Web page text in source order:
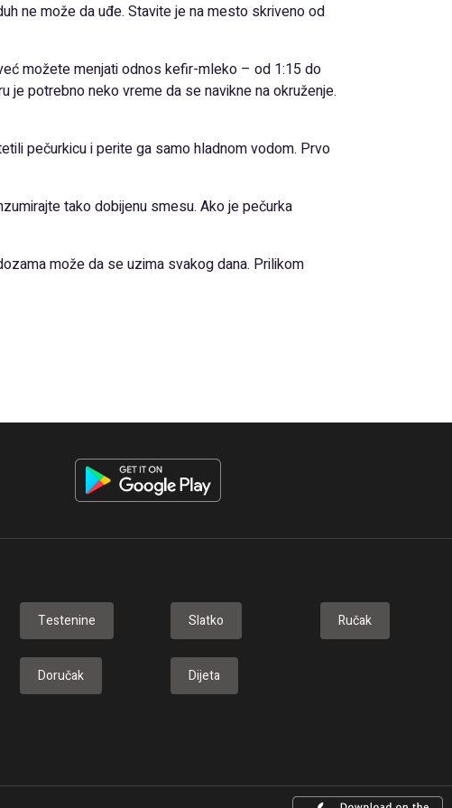
ne može da uđe. Stavite je na mesto skriveno od
možete menjati odnos kefir-mleko – od 1:15 do
je potrebno neko vreme da se navikne na okruženje.
pečurkicu i perite ga samo hladnom vodom. Prvo
tako dobijenu smesu. Ako je pečurka
može da se uzima svakog dana. Prilikom
Testenine Slatko Ručak
Doručak Dijeta